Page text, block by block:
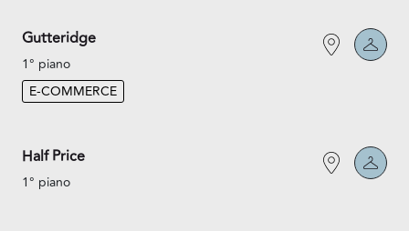
Gutteridge
1° piano
E-COMMERCE
Half Price
1° piano